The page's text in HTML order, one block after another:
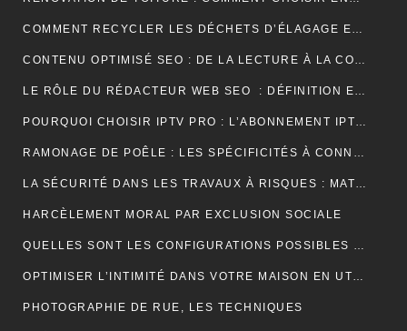
COMMENT RECYCLER LES DÉCHETS D’ÉLAGAGE ET D’ABATTAGE ?
CONTENU OPTIMISÉ SEO : DE LA LECTURE À LA CONVERSION
LE RÔLE DU RÉDACTEUR WEB SEO : DÉFINITION ET EXPLICATIONS
POURQUOI CHOISIR IPTV PRO : L’ABONNEMENT IPTV PREMIUM ULTIME
RAMONAGE DE POÊLE : LES SPÉCIFICITÉS À CONNAÎTRE
LA SÉCURITÉ DANS LES TRAVAUX À RISQUES : MATÉRIEL ET OBLIGATIONS
HARCÈLEMENT MORAL PAR EXCLUSION SOCIALE
QUELLES SONT LES CONFIGURATIONS POSSIBLES POUR UN ÉTABLI D’ATELIER PROFESSIONNEL ?
OPTIMISER L’INTIMITÉ DANS VOTRE MAISON EN UTILISANT DES VOLETS ROULANTS
PHOTOGRAPHIE DE RUE, LES TECHNIQUES